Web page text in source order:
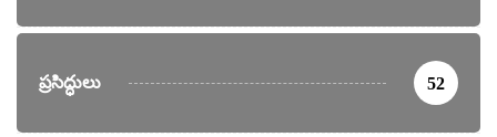
ప్రసిద్ధులు 52